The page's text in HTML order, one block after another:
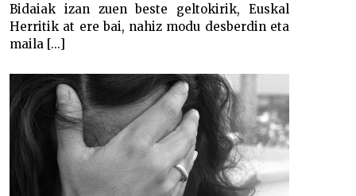
Bidaiak izan zuen beste geltokirik, Euskal
Herritik at ere bai, nahiz modu desberdin eta
maila [...]